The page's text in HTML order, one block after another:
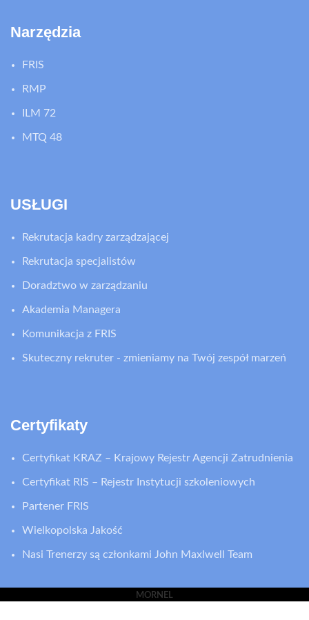
Narzędzia
FRIS
RMP
ILM 72
MTQ 48
USŁUGI
Rekrutacja kadry zarządzającej
Rekrutacja specjalistów
Doradztwo w zarządzaniu
Akademia Managera
Komunikacja z FRIS
Skuteczny rekruter - zmieniamy na Twój zespół marzeń
Certyfikaty
Certyfikat KRAZ – Krajowy Rejestr Agencji Zatrudnienia
Certyfikat RIS – Rejestr Instytucji szkoleniowych
Partener FRIS
Wielkopolska Jakość
Nasi Trenerzy są członkami John Maxlwell Team
MORNEL